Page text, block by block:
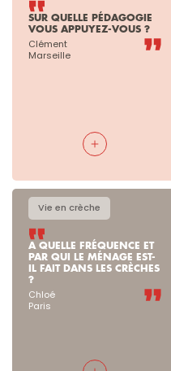
SUR QUELLE PÉDAGOGIE
VOUS APPUYEZ-VOUS ?
Clément
Marseille
Vie en crèche
A QUELLE FRÉQUENCE ET
PAR QUI LE MÉNAGE EST-
IL FAIT DANS LES CRÈCHES
?
Chloé
Paris